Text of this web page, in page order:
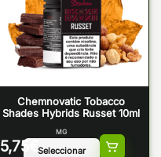
Chemnovatic Tobacco
Shades Hybrids Russet 10ml
5,75 €
MG